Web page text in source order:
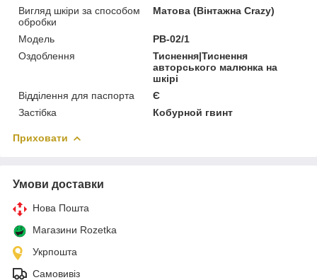
Вигляд шкіри за способом
обробки
Матова (Вінтажна Crazy)
Модель
PB-02/1
Оздоблення
Тиснення|Тиснення
авторського малюнка на
шкірі
Відділення для паспорта
Є
Застібка
Кобурной гвинт
Приховати
Умови доставки
Нова Пошта
Магазини Rozetka
Укрпошта
Самовивіз